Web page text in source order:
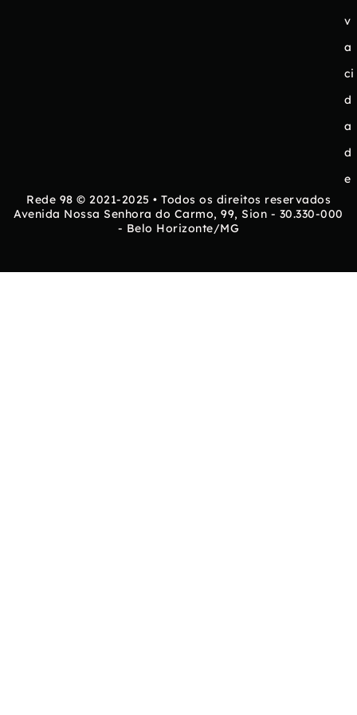
v
a
ci
d
a
d
e
Rede 98 © 2021-2025 • Todos os direitos reservados
Avenida Nossa Senhora do Carmo, 99, Sion - 30.330-000
- Belo Horizonte/MG